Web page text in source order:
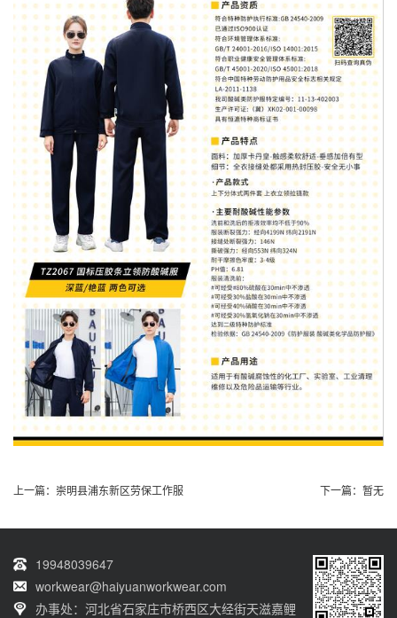
上一篇： 崇明县浦东新区劳保工作服 下一篇： 暂无
19948039647
workwear@haiyuanworkwear.com
办事处：河北省石家庄市桥西区大经街天滋嘉鲤